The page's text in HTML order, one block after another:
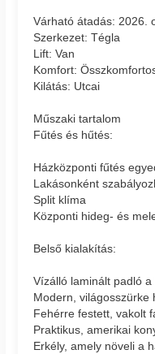
Várható átadás: 2026.
Szerkezet: Tégla
Lift: Van
Komfort:
Kilátás: Utcai
Műszaki tartalom
Fűtés és hűtés:
Házközponti fűtés
Lakásonként
Split klíma
Központi hideg- és
Belső kialakítás:
Vízálló laminált padló a
Modern, világosszürke
Fehérre festett, vakolt
Praktikus, amerikai
Erkély, amely növeli a